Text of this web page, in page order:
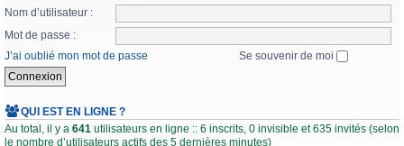
Nom d’utilisateur :
Mot de passe :
J’ai oublié mon mot de passe
Se souvenir de moi
QUI EST EN LIGNE ?
Au total, il y a 641 utilisateurs en ligne :: 6 inscrits, 0 invisible et 635 invités (selon
le nombre d’utilisateurs actifs des 5 dernières minutes)